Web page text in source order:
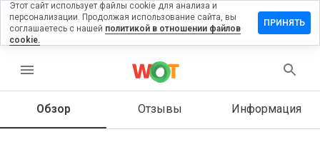
menu
Обзор Отзывы Информация
на
Как бы
Этот сайт использует файлы cookie для анализа и
персонализации. Продолжая использование сайта, вы
соглашаетесь с нашей политикой в отношении файлов
cookie.
ПРИНЯТЬ